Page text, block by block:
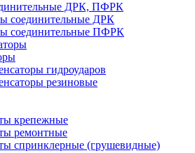
ДРК, ПФРК
соединительные ДРК
соединительные ПФРК
гидроударов
резиновые
крепежные
ремонтные
спринклерные (грушевидные)